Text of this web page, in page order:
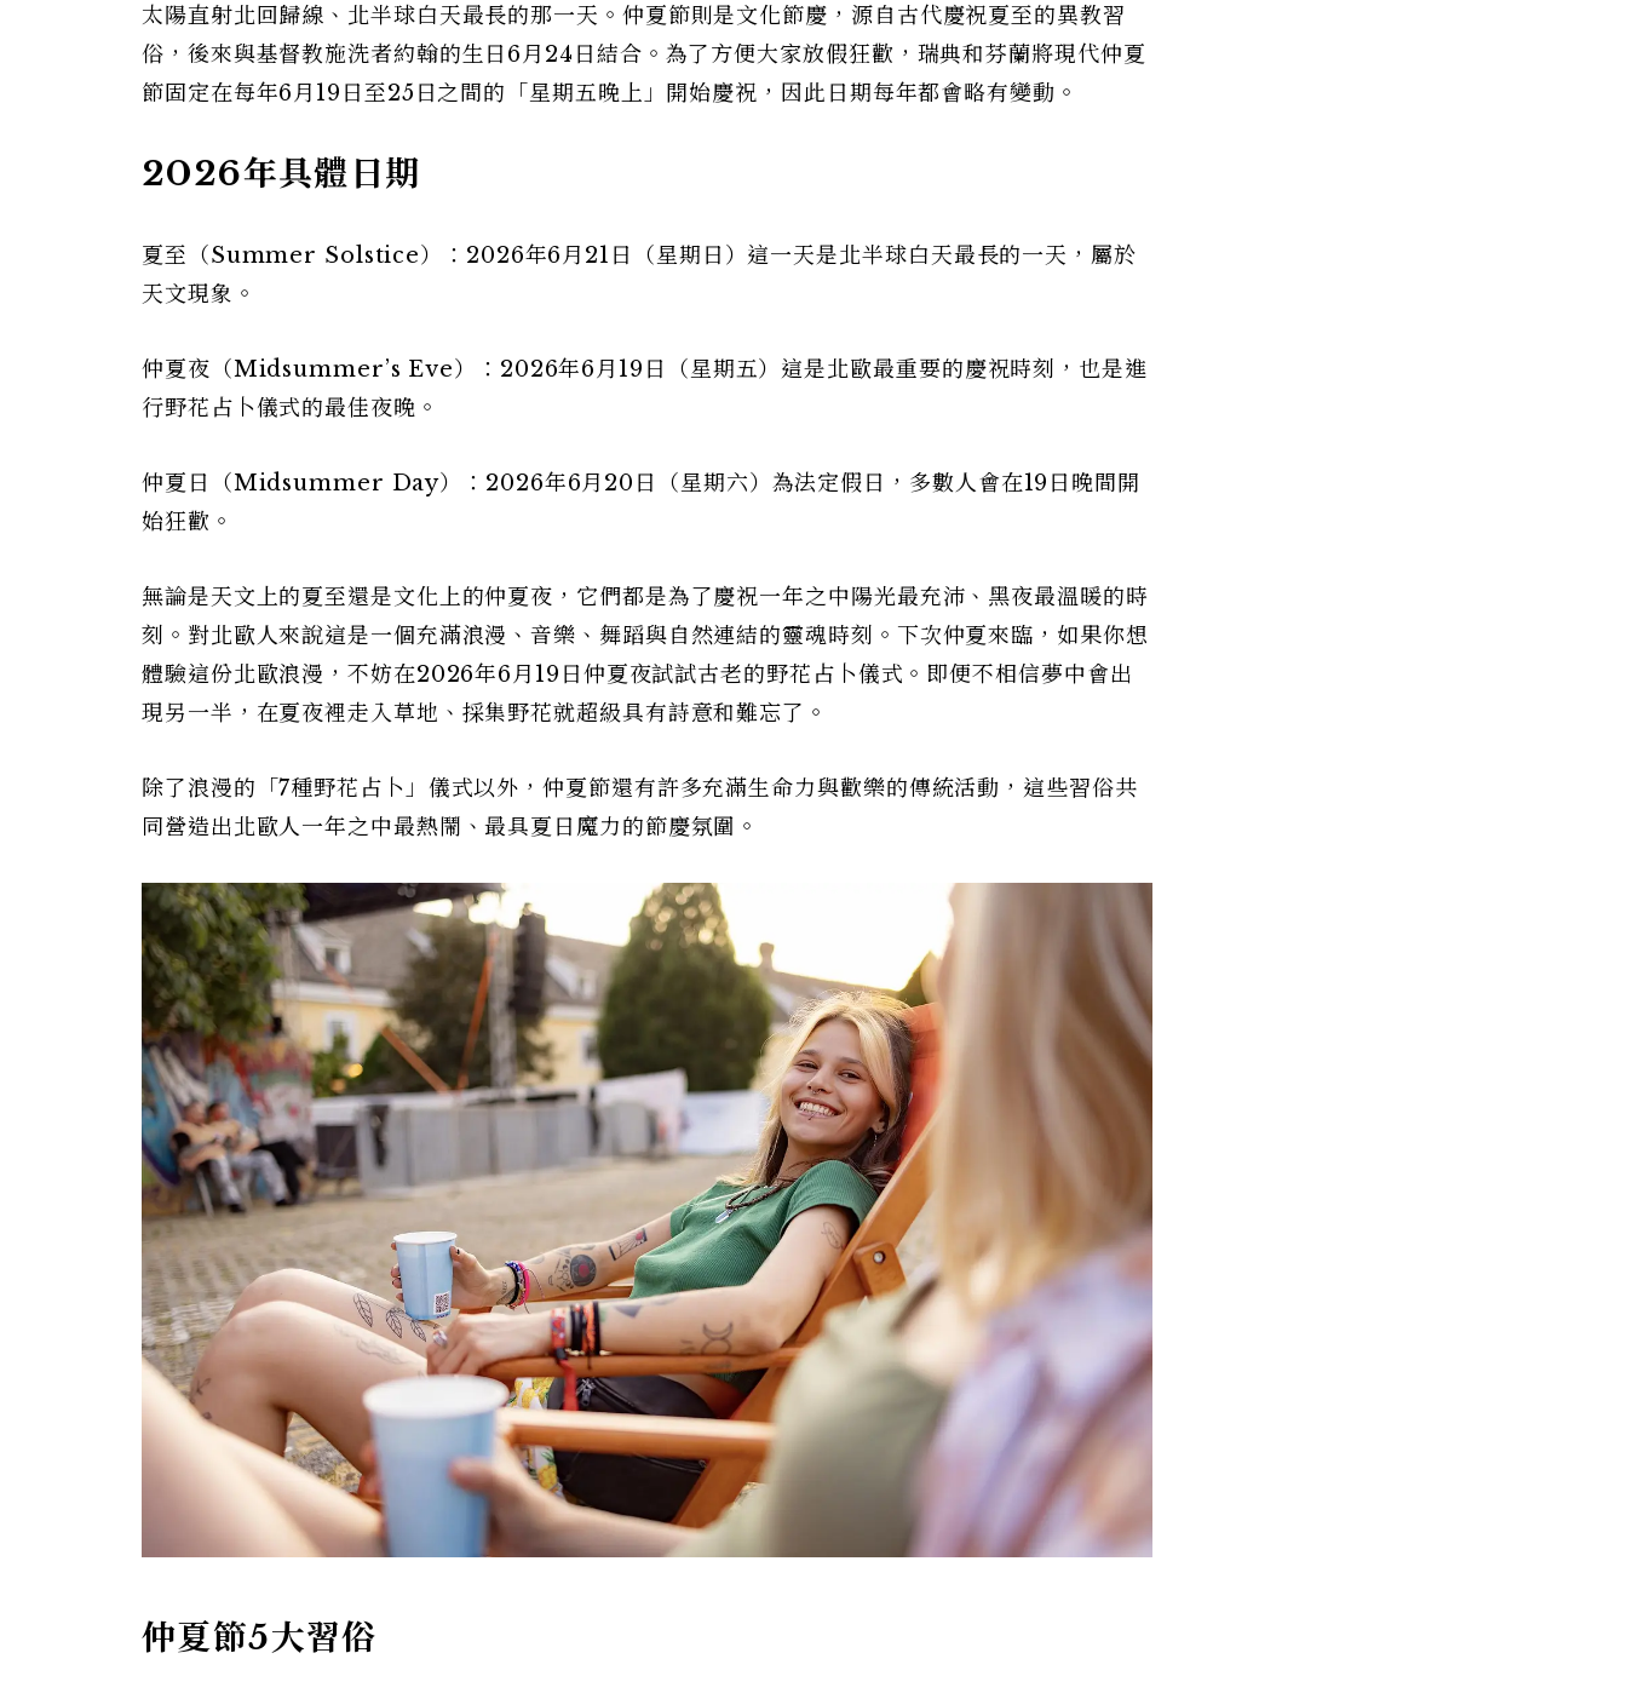
太陽直射北回歸線、北半球白天最長的那一天。仲夏節則是文化節慶，源自古代慶祝夏至的異教習
俗，後來與基督教施洗者約翰的生日6月24日結合。為了方便大家放假狂歡，瑞典和芬蘭將現代仲夏
節固定在每年6月19日至25日之間的「星期五晚上」開始慶祝，因此日期每年都會略有變動。
2026年具體日期
夏至（Summer Solstice）：2026年6月21日（星期日）這一天是北半球白天最長的一天，屬於
天文現象。
仲夏夜（Midsummer’s Eve）：2026年6月19日（星期五）這是北歐最重要的慶祝時刻，也是進
行野花占卜儀式的最佳夜晚。
仲夏日（Midsummer Day）：2026年6月20日（星期六）為法定假日，多數人會在19日晚間開
始狂歡。
無論是天文上的夏至還是文化上的仲夏夜，它們都是為了慶祝一年之中陽光最充沛、黑夜最溫暖的時
刻。對北歐人來說這是一個充滿浪漫、音樂、舞蹈與自然連結的靈魂時刻。下次仲夏來臨，如果你想
體驗這份北歐浪漫，不妨在2026年6月19日仲夏夜試試古老的野花占卜儀式。即便不相信夢中會出
現另一半，在夏夜裡走入草地、採集野花就超級具有詩意和難忘了。
除了浪漫的「7種野花占卜」儀式以外，仲夏節還有許多充滿生命力與歡樂的傳統活動，這些習俗共
同營造出北歐人一年之中最熱鬧、最具夏日魔力的節慶氛圍。
仲夏節5大習俗